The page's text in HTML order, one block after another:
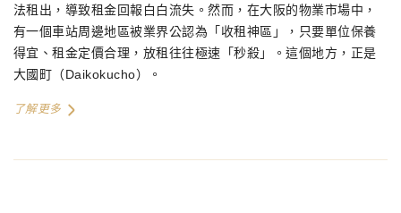
法租出，導致租金回報白白流失。然而，在大阪的物業市場中，
有一個車站周邊地區被業界公認為「收租神區」，只要單位保養
得宜、租金定價合理，放租往往極速「秒殺」。這個地方，正是
大國町（Daikokucho）。
了解更多